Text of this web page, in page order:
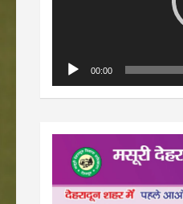
00:00